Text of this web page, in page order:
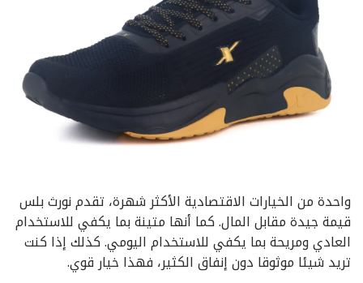
واحدة من الخيارات الاقتصادية الأكثر شهرة، تقدم نورث بلس
قيمة جيدة مقابل المال. كما أنها متينة بما يكفي للاستخدام
العادي ومريحة بما يكفي للاستخدام اليومي. كذلك إذا كنت
تريد شيئا موثوقا دون إنفاق الكثير، فهذا خيار قوي.